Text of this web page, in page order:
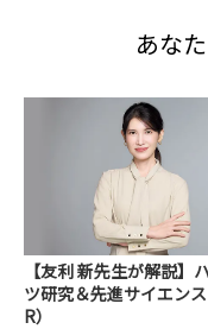
あな
【友利 新先生が解説】
ツ研究＆先進サイエン
R）